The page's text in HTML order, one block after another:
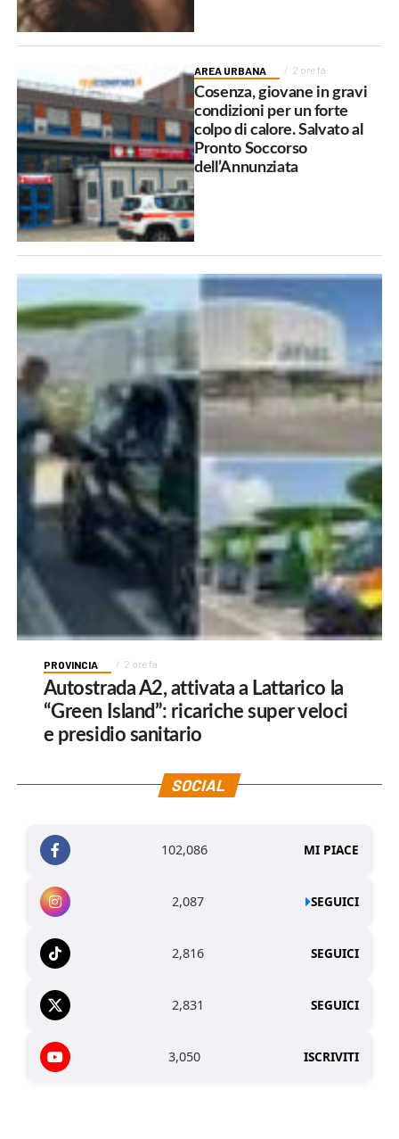
AREA URBANA 2 ore fa
Cosenza, giovane in gravi
condizioni per un forte
colpo di calore. Salvato al
Pronto Soccorso
dell’Annunziata
PROVINCIA 2 ore fa
Autostrada A2, attivata a Lattarico la
“Green Island”: ricariche super veloci
e presidio sanitario
SOCIAL
102,086 MI PIACE
2,087 SEGUICI
2,816 SEGUICI
2,831 SEGUICI
3,050 ISCRIVITI